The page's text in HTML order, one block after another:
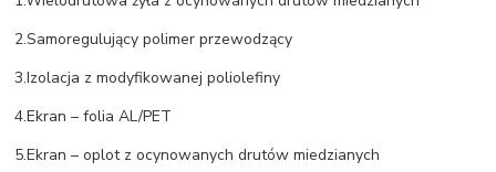
2.Samoregulujący polimer przewodzący
3.Izolacja z modyfikowanej poliolefiny
4.Ekran – folia AL/PET
5.Ekran – oplot z ocynowanych drutów miedzianych